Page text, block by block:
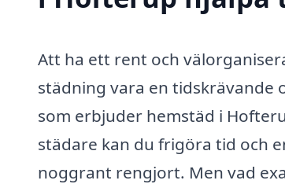
Att ha ett rent och
städning vara en tidskrävande
som erbjuder hemstäd i
städare kan du frigöra tid och
noggrant rengjort. Men vad